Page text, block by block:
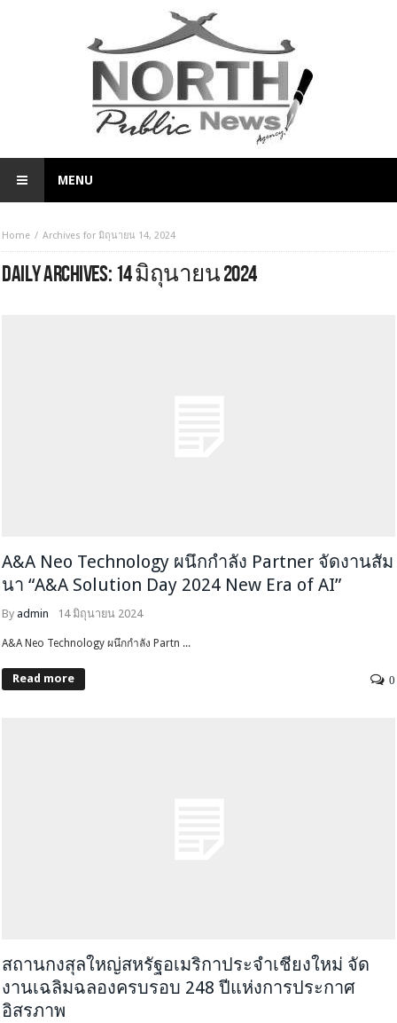
MENU
Home Archives for มิถุนายน 14, 2024
DAILY ARCHIVES:14 มิถุนายน 2024
A&A Neo Technology ผนึกกำลัง Partner จัดงานสัม
นา “A&A Solution Day 2024 New Era of AI”
By admin 14 มิถุนายน 2024
A&A Neo Technology ผนึกกำลัง Partn ...
Read more 0
สถานกงสุลใหญ่สหรัฐอเมริกาประจำเชียงใหม่ จัด
งานเฉลิมฉลองครบรอบ 248 ปีแห่งการประกาศ
อิสรภาพ